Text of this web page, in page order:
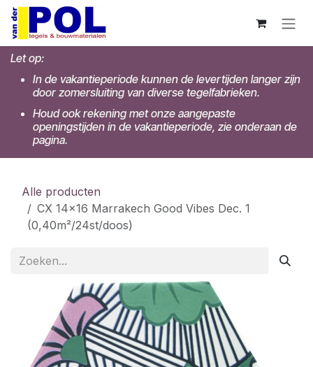
Overslaan naar inhoud
Let op:
In de vakantieperiode kunnen de levertijden langer zijn
door zomersluiting van diverse tegelfabrieken.
Houd ook rekening met onze aangepaste
openingstijden in de vakantieperiode, zie onderaan de
pagina.
Alle producten
CX 14x16 Marrakech Good Vibes Dec. 1
(0,40m²/24st/doos)